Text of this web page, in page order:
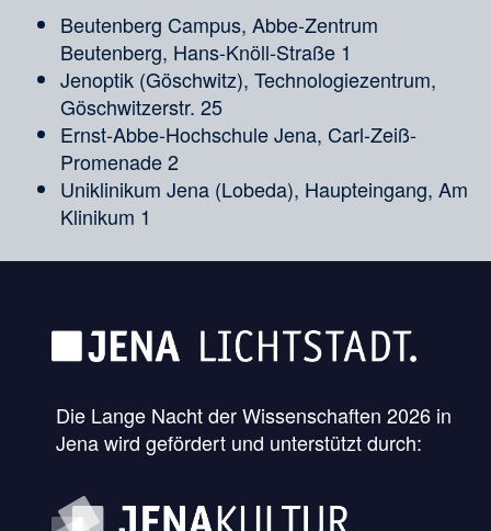
Beutenberg Campus, Abbe-Zentrum
Beutenberg, Hans-Knöll-Straße 1
Jenoptik (Göschwitz), Technologiezentrum,
Göschwitzerstr. 25
Ernst-Abbe-Hochschule Jena, Carl-Zeiß-
Promenade 2
Uniklinikum Jena (Lobeda), Haupteingang, Am
Klinikum 1
Die Lange Nacht der Wissenschaften 2026 in
Jena wird gefördert und unterstützt durch: